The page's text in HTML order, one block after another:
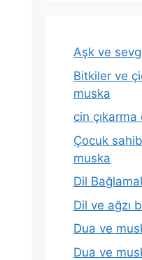
Aşk ve
Bitkiler ve
muska
cin çıkarma
Çocuk
muska
Dil
Dil ve ağzı
Dua ve
Dua ve